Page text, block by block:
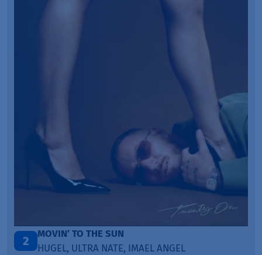
3
LEGENDARY LOVERS (SAVE ME)
KATY PERRY & CHIEF KEEF